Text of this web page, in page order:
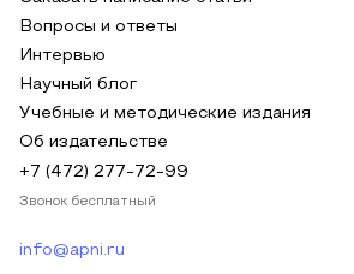
Вопросы и ответы
Интервью
Научный блог
Учебные и методические издания
Об издательстве
+7 (472) 277-72-99
Звонок бесплатный
info@apni.ru